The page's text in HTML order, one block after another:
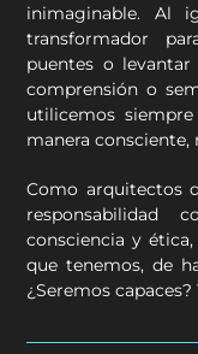
inimaginable. Al
transformador
puentes o
comprensión o
utilicemos
manera consciente,
Como arquitectos
responsabilidad
consciencia y
que tenemos, de
¿Seremos